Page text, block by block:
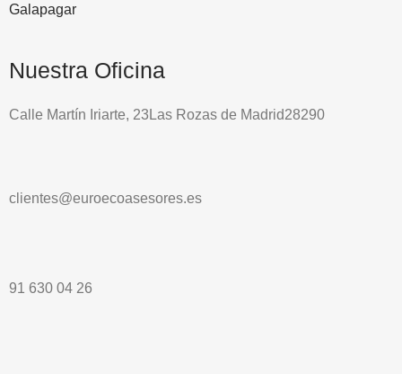
Galapagar
Nuestra Oficina
Calle Martín Iriarte, 23Las Rozas de Madrid28290
clientes@euroecoasesores.es
91 630 04 26